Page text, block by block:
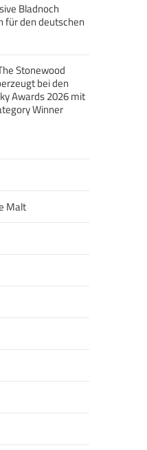
Bladnoch
für den deutschen
Stonewood
bei den
Awards 2026 mit
Winner
Malt